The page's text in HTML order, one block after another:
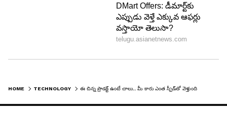
Image Credit :Amazon.in
డ్రైవింగ్ అలవాట్ల విశ్లేషణ
HOME TECHNOLOGY